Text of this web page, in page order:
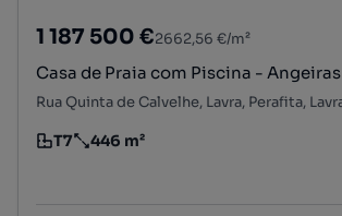
1 187 500 €2662,56 €/m²
Casa de Praia com Piscina - Angeiras
Tipologia
T7
Preço por metro quadrado
446 m²